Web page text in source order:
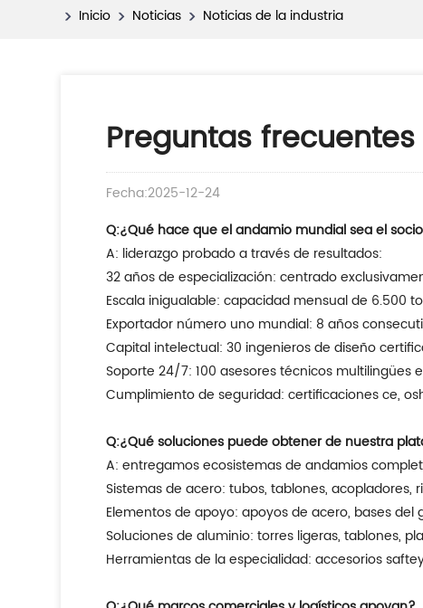
Inicio Noticias Noticias de la industria
Preguntas
Fecha:2025-12-24
Q:¿Qué hace que el andamio mundial sea el
A: liderazgo probado a través de resultados:
32 años de especialización: centrado
Escala inigualable: capacidad mensual de 6.500
Exportador número uno mundial: 8 años
Capital intelectual: 30 ingenieros de diseño
Soporte 24/7: 100 asesores técnicos multilingües
Cumplimiento de seguridad: certificaciones ce,
Q:¿Qué soluciones puede obtener de nuestra
A: entregamos ecosistemas de andamios
Sistemas de acero: tubos, tablones, acopladores,
Elementos de apoyo: apoyos de acero, bases
Soluciones de aluminio: torres ligeras, tablones,
Herramientas de la especialidad: accesorios